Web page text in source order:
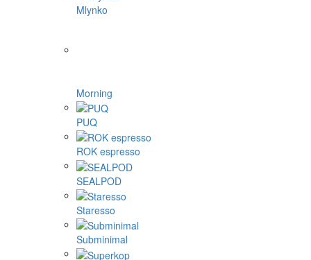
Mlynko
Morning
PUQ
ROK espresso
SEALPOD
Staresso
Subminimal